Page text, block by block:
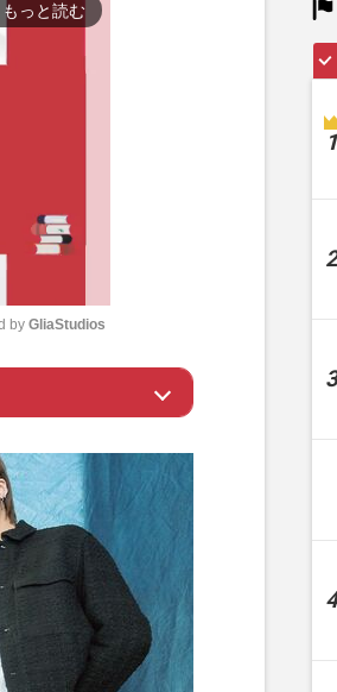
もっと読む
t
e
by GliaStudios
ーマンスでき